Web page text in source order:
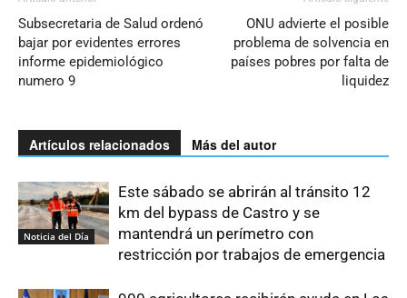
Subsecretaria de Salud ordenó
bajar por evidentes errores
informe epidemiológico
numero 9
ONU advierte el posible
problema de solvencia en
países pobres por falta de
liquidez
Artículos relacionados Más del autor
Noticia del Día
Este sábado se abrirán al tránsito 12
km del bypass de Castro y se
mantendrá un perímetro con
restricción por trabajos de emergencia